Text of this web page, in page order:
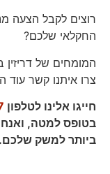
רוצים לקבל הצעה
החקלאי שלכם?
המומחים של
צרו איתנו קשר עוד
חייגו אלינו לטלפון
בטופס למטה,
ביותר למשק שלכם.